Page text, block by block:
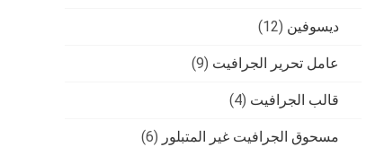
ديسوفين (12)
عامل تحرير الجرافيت (9)
قالب الجرافيت (4)
مسحوق الجرافيت غير المتبلور (6)